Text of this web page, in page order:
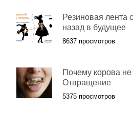
Резиновая лента
назад в будущее
8637 просмотров
Почему корова не
Отвращение
5375 просмотров